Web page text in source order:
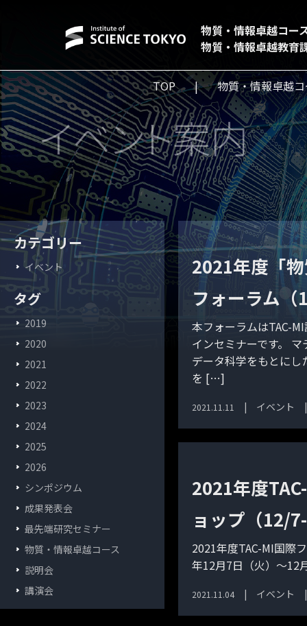
物質・情報卓越コー
物質・情報卓越教育
TOP 物質・情報卓越
イベント案内
カテゴリー
イベント
タグ
2019
2020
2021
2022
2023
2024
2025
2026
シンポジウム
成果発表会
最先端研究セミナー
物質・情報卓越コース
説明会
講演会
2021年度「
フォーラム
本フォーラムはTAC-
インセミナーです。
データ科学をもとに
を […]
2021.11.11 イベント
2021年度
ョップ（12/
2021年度TAC-MI国際
年12月7日（火）～12
2021.11.04 イベント